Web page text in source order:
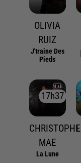
OLIVIA
RUIZ
J'traine Des
Pieds
17h37
17h37
CHRISTOPHE
MAE
La Lune